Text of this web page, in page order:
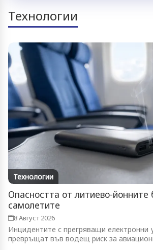
Технологии
Технологии
Опасността от литиево-йонните
самолетите
8 Август 2026
Инцидентите с прегряващи електронни
превръщат във водещ риск за